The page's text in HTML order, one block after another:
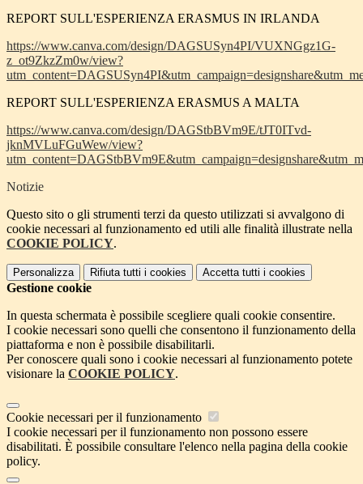
REPORT SULL'ESPERIENZA ERASMUS IN IRLANDA
https://www.canva.com/design/DAGSUSyn4PI/VUXNGgz1G-
z_ot9ZkzZm0w/view?
REPORT SULL'ESPERIENZA ERASMUS A MALTA
https://www.canva.com/design/DAGStbBVm9E/tJT0ITvd-
jknMVLuFGuWew/view?
Notizie
Questo sito o gli strumenti terzi da questo utilizzati si avvalgono di
cookie necessari al funzionamento ed utili alle finalità illustrate nella
COOKIE POLICY.
Personalizza Rifiuta tutti i cookies Accetta tutti i cookies
Gestione cookie
In questa schermata è possibile scegliere quali cookie consentire.
I cookie necessari sono quelli che consentono il funzionamento della
piattaforma e non è possibile disabilitarli.
Per conoscere quali sono i cookie necessari al funzionamento potete
visionare la COOKIE POLICY.
Cookie necessari per il funzionamento
I cookie necessari per il funzionamento non possono essere
disabilitati. È possibile consultare l'elenco nella pagina della cookie
policy.